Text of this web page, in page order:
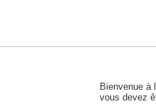
Bienvenue à
vous devez